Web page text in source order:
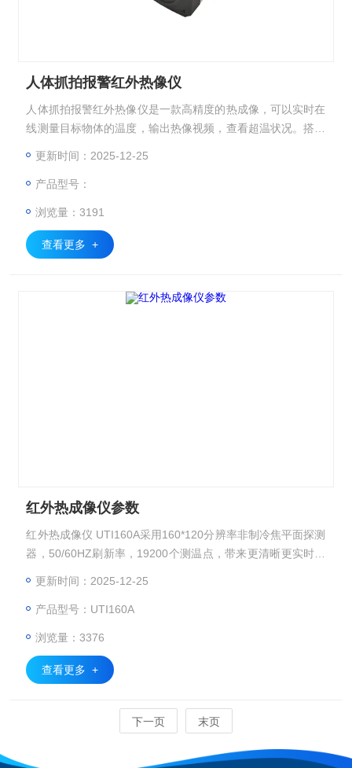
人体抓拍报警红外热像仪
人体抓拍报警红外热像仪是一款高精度的热成像，可以实时在
线测量目标物体的温度，输出热像视频，查看超温状况。搭配
温筛查使用方式。
更新时间：2025-12-25
产品型号：
浏览量：3191
查看更多 +
红外热成像仪参数
红外热成像仪 UTI160A采用160*120分辨率非制冷焦平面探测
器，50/60HZ刷新率，19200个测温点，带来更清晰更实时的
使用方便。对于高温目标的测量，测温范围可拓展至1500&a
更新时间：2025-12-25
产品型号：UTI160A
浏览量：3376
查看更多 +
下一页 末页